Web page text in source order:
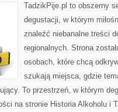
TadzikPije.pl to obszerny
degustacji, w którym
znaleźć niebanalne treści
regionalnych. Strona
osobach, które chcą
szukają miejsca, gdzie
To przestrzeń, w którym
na stronie Historia Alkoholu i